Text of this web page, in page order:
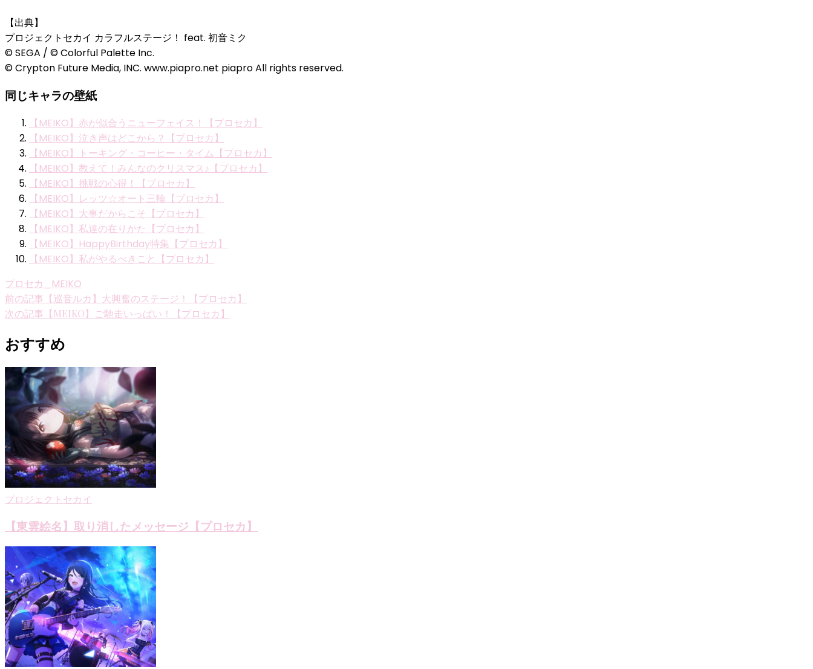
【出典】
プロジェクトセカイ カラフルステージ！ feat. 初音ミク
© SEGA / © Colorful Palette Inc.
© Crypton Future Media, INC. www.piapro.net piapro All rights reserved.
同じキャラの壁紙
【MEIKO】赤が似合うニューフェイス！【プロセカ】
【MEIKO】泣き声はどこから？【プロセカ】
【MEIKO】トーキング・コーヒー・タイム【プロセカ】
【MEIKO】教えて！みんなのクリスマス♪【プロセカ】
【MEIKO】挑戦の心得！【プロセカ】
【MEIKO】レッツ☆オート三輪【プロセカ】
【MEIKO】大事だからこそ【プロセカ】
【MEIKO】私達の在りかた【プロセカ】
【MEIKO】HappyBirthday特集【プロセカ】
【MEIKO】私がやるべきこと【プロセカ】
プロセカ_MEIKO
投
稿
ナ
ビ
ゲ
ー
シ
ョ
ン
前の記事 【巡音ルカ】大興奮のステージ！【プロセカ】
次の記事 【MEIKO】ご馳走いっぱい！【プロセカ】
おすすめ
プロジェクトセカイ
【東雲絵名】取り消したメッセージ【プロセカ】